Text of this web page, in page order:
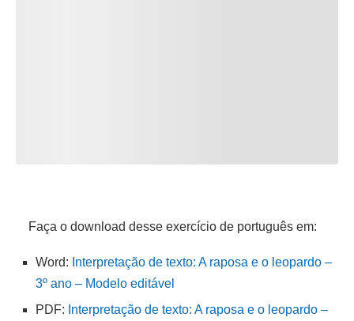
Faça o download desse exercício de português em:
Word: Interpretação de texto: A raposa e o leopardo –
3º ano – Modelo editável
PDF: Interpretação de texto: A raposa e o leopardo –